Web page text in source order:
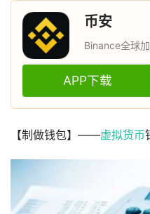
币安
Binance全球
APP下载
【制做钱包】——虚拟货币